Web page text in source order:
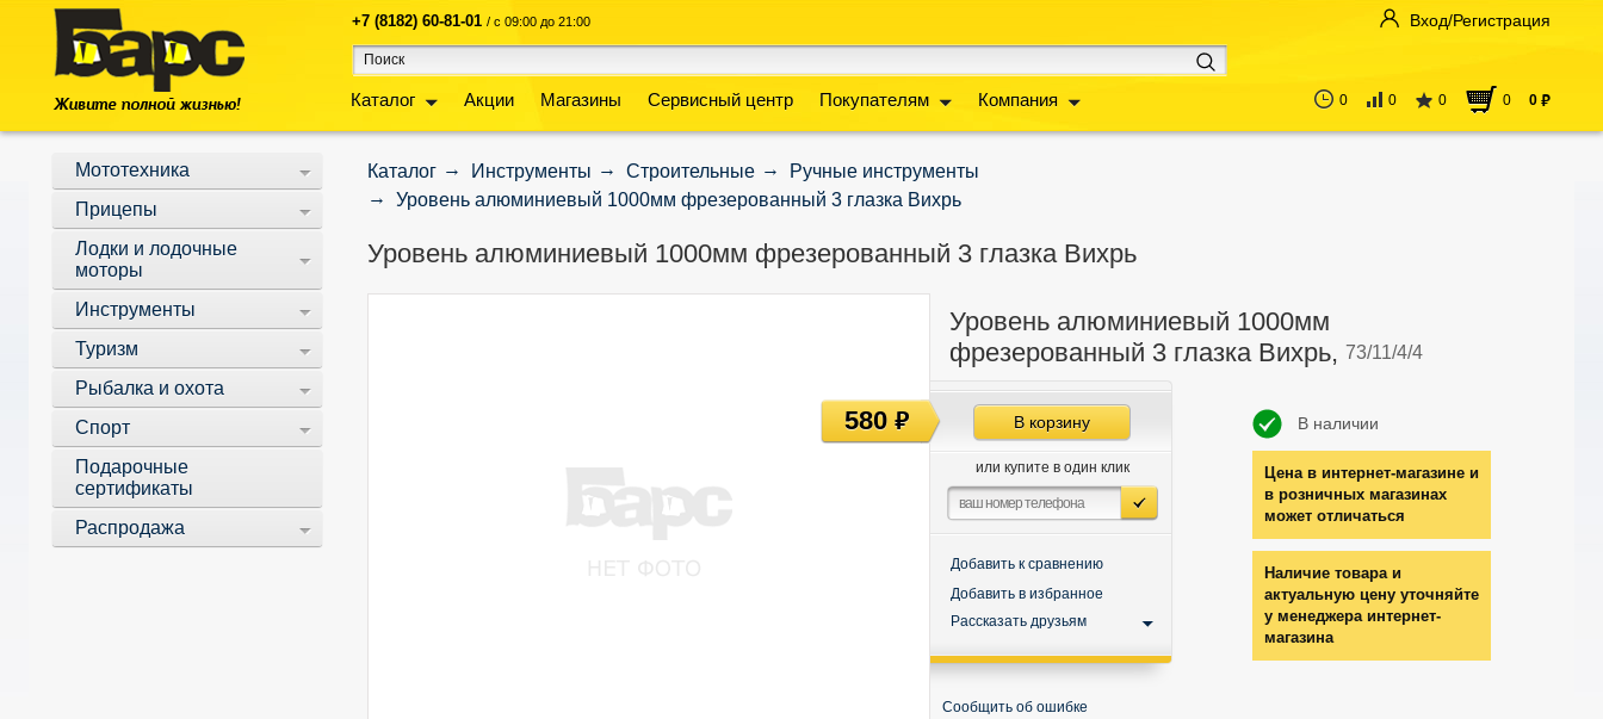
+7 (8182) 60-81-01 / с 09:00 до 21:00
Каталог Акции Магазины Сервисный центр Покупателям Компания
Вход/Регистрация
0 0 0 0 0 руб
Мототехника
Прицепы
Лодки и лодочные
моторы
Инструменты
Туризм
Рыбалка и охота
Спорт
Подарочные
сертификаты
Распродажа
Каталог Инструменты Строительные
Ручные инструменты
Уровень алюминиевый 1000мм фрезерованный 3 глазка Вихрь
Уровень алюминиевый 1000мм фрезерованный 3 глазка Вихрь
Уровень алюминиевый 1000мм
фрезерованный 3 глазка Вихрь, 73/11/4/4
В наличии
Цена в интернет-магазине и
в розничных магазинах
может отличаться
Наличие товара и
актуальную цену уточняйте
у менеджера интернет-
магазина
В корзину
или купите в один клик
Добавить к сравнению
Добавить в избранное
Рассказать друзьям
Сообщить об ошибке
580руб